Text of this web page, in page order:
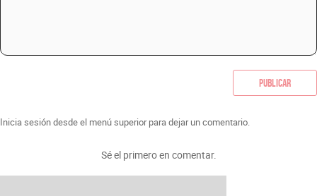
Publicar
Inicia sesión desde el menú superior para dejar un comentario.
Sé el primero en comentar.